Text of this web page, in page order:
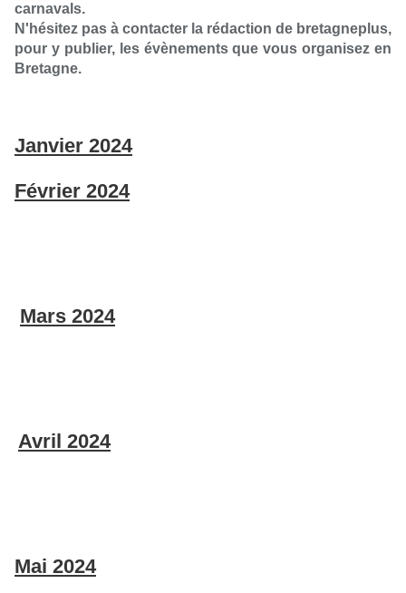
carnavals.
N'hésitez pas à contacter la rédaction de bretagneplus,
pour y publier, les évènements que vous organisez en
Bretagne.
Janvier 2024
Février 2024
Mars 2024
Avril 2024
Mai 2024